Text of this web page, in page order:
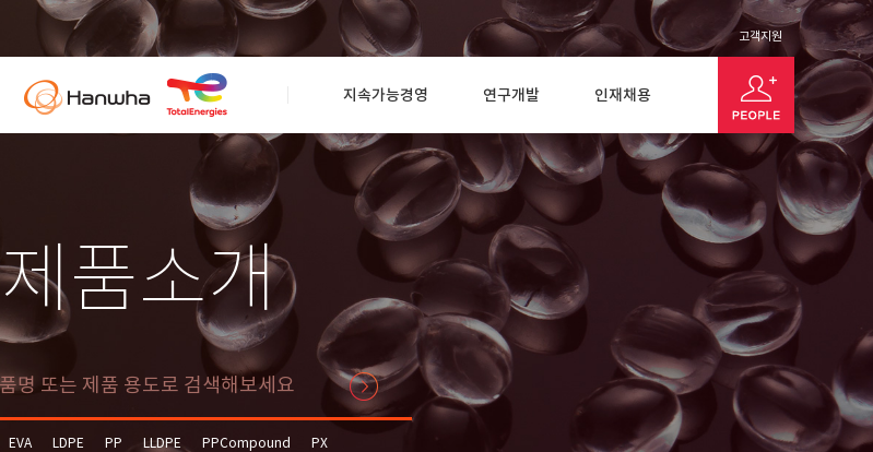
고객지원
지속가능경영 연구개발 인재채용
제품소개
EVA LDPE PP LLDPE PPCompound
PX